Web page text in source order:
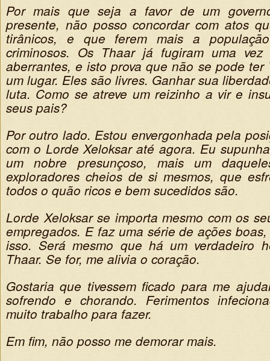
Por mais que seja a favor de um
presente, não posso concordar com atos
tirânicos, e que ferem mais a
criminosos. Os Thaar já fugiram uma vez
aberrantes, e isto prova que não se pode ter
um lugar. Eles são livres. Ganhar sua
luta. Como se atreve um reizinho a vir e
seus pais?
Por outro lado. Estou envergonhada pela
com o Lorde Xeloksar até agora. Eu
um nobre presunçoso, mais um
exploradores cheios de si mesmos, que
todos o quão ricos e bem sucedidos são.
Lorde Xeloksar se importa mesmo com os
empregados. E faz uma série de ações
isso. Será mesmo que há um verdadeiro
Thaar. Se for, me alivia o coração.
Gostaria que tivessem ficado para me
sofrendo e chorando. Ferimentos
muito trabalho para fazer.
Em fim, não posso me demorar mais.